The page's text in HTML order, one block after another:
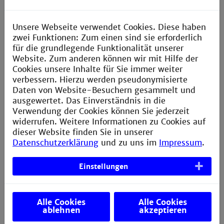
Wintersemester circa 70 Studierende, im
Sommersemester circa 40 Studienanfänger*innen. Die
Grundlagenvorlesungen werden dabei von
Studierenden verschiedener Studiengänge gemeinsam
besucht. Unsere Studiengänge sind von Beginn an
praxisorientiert, Vorlesungen werden durch
Laborübungen begleitet. Dabei erfolgt eine Aufteilung
in Kleingruppen, sodass eine intensive Betreuung
durch Mitarbeiter*innen und Professor*innen
gegeben ist.
Ab dem dritten Semester kommen erste
fachspezifische Inhalte hinzu. Es gibt separate
Vorlesungen für die jeweiligen Studiengänge. Dadurch
sinken die Semestergrößen auf circa 20 Studierende,
auch darunter.
Unsere Webseite verwendet Cookies. Diese haben
zwei Funktionen: Zum einen sind sie erforderlich
für die grundlegende Funktionalität unserer
Website. Zum anderen können wir mit Hilfe der
Cookies unsere Inhalte für Sie immer weiter
verbessern. Hierzu werden pseudonymisierte
Daten von Website-Besuchern gesammelt und
ausgewertet. Das Einverständnis in die
Verwendung der Cookies können Sie jederzeit
widerrufen. Weitere Informationen zu Cookies auf
dieser Website finden Sie in unserer
Datenschutzerklärung und zu uns im Impressum.
Einstellungen
Alle Cookies
ablehnen
Alle Cookies
akzeptieren